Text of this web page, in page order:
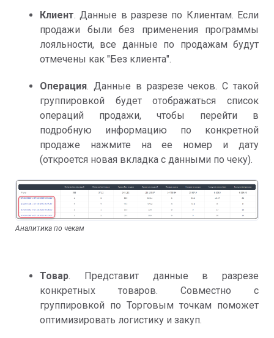
Клиент. Данные в разрезе по Клиентам. Если
продажи были без применения программы
лояльности, все данные по продажам будут
отмечены как "Без клиента".
Операция. Данные в разрезе чеков. С такой
группировкой будет отображаться список
операций продажи, чтобы перейти в
подробную информацию по конкретной
продаже нажмите на ее номер и дату
(откроется новая вкладка с данными по чеку).
Аналитика по чекам
Товар. Представит данные в разрезе
конкретных товаров. Совместно с
группировкой по Торговым точкам поможет
оптимизировать логистику и закуп.